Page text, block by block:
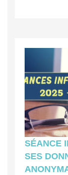
SÉANCE
SES